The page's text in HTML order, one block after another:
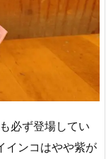
必ず登場してい
インコはやや紫が